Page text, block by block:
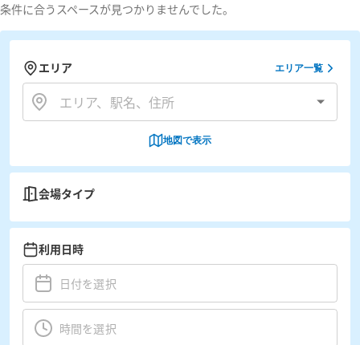
条件に合うスペースが見つかりませんでした。
エリア エリア一覧
地図で表示
会場タイプ
利用日時